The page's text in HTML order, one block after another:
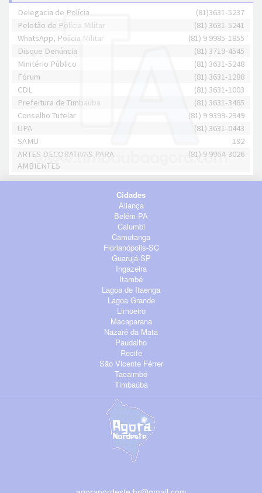
Delegacia de Polícia
(81)3631-5237
Pelotão de Polícia Militar
(81) 3631-5241
WhatsApp, Polícia Militar
(81) 9 9985-1855
Disque Denúncia
(81) 3719-4545
Minitério Público
(81) 3631-5248
Fórum
(81) 3631-1288
CDL
(81) 3631-1003
Prefeitura de Timbaúba
(81) 3631-3485
Conselho Tutelar
(81) 9 9399-2949
UPA
(81) 3631-0443
SAMU
192
ARTES DECORATIVAS PARA
AMBIENTES
(81) 9 9964-3026
Cidades
Aliança
Belém-PA
Calumbi
Camutanga
Florianópolis-SC
Guarujá-SP
Ingazeira
Itambé
Lagoa de Itaenga
Lagoa Grande
Limoeiro
Macaparana
Nazaré da Mata
Paudalho
Recife
São Vicente Férrer
Tacaimbó
Timbaúba